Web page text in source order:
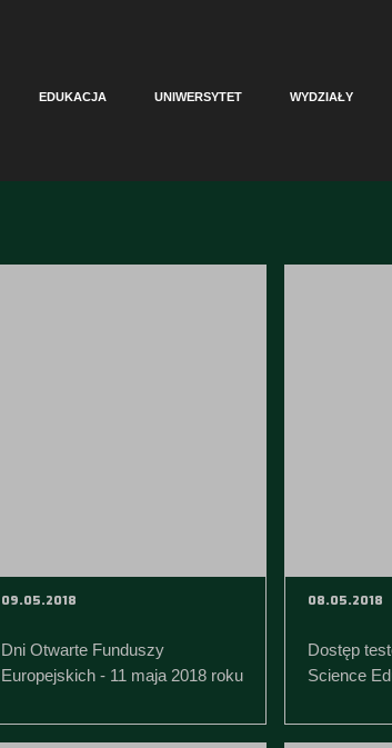
EDUKACJA UNIWERSYTET WYDZIAŁY
09.05.2018
Dni Otwarte Funduszy
Europejskich - 11 maja 2018 roku
08.05.2018
Dostęp
Science